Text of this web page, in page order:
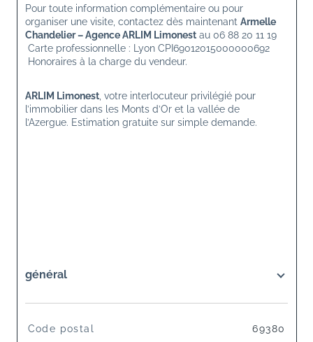
Pour toute information complémentaire ou pour
organiser une visite, contactez dès maintenant Armelle
Chandelier – Agence ARLIM Limonest au 06 88 20 11 19
Carte professionnelle : Lyon CPI69012015000000692
Honoraires à la charge du vendeur.
ARLIM Limonest , votre interlocuteur privilégié pour
l’immobilier dans les Monts d’Or et la vallée de
l’Azergue. Estimation gratuite sur simple demande.
général
TRAD_SIROCCO_Caracteristique
Code postal 69380